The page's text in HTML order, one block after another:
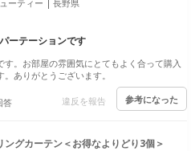
ーティー
長野県
ーテーションです
す。お部屋の雰囲気にとてもよく合って購入
ありがとうございます。
答 違反を報告 参考になった
グカーテン＜お得なよりどり3個＞